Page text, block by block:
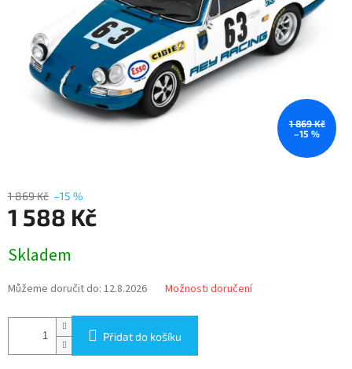
1 869 Kč
–15 %
1 869 Kč –15 %
1 588 Kč
cena:
Skladem
Můžeme doručit do: 12.8.2026 Možnosti doručení
Přidat do košíku